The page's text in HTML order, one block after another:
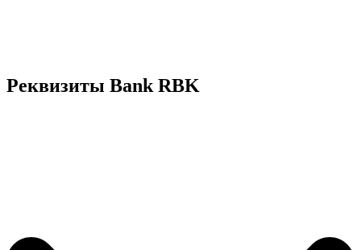
Реквизиты Bank RBK